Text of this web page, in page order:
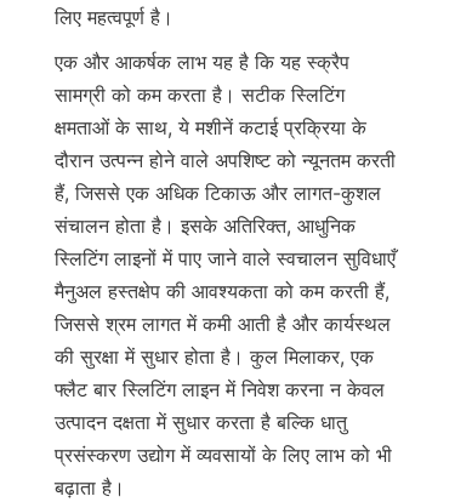
लिए महत्वपूर्ण है।
एक और आकर्षक लाभ यह है कि यह स्क्रैप
सामग्री को कम करता है। सटीक स्लिटिंग
क्षमताओं के साथ, ये मशीनें कटाई प्रक्रिया के
दौरान उत्पन्न होने वाले अपशिष्ट को न्यूनतम करती
हैं, जिससे एक अधिक टिकाऊ और लागत-कुशल
संचालन होता है। इसके अतिरिक्त, आधुनिक
स्लिटिंग लाइनों में पाए जाने वाले स्वचालन सुविधाएँ
मैनुअल हस्तक्षेप की आवश्यकता को कम करती हैं,
जिससे श्रम लागत में कमी आती है और कार्यस्थल
की सुरक्षा में सुधार होता है। कुल मिलाकर, एक
फ्लैट बार स्लिटिंग लाइन में निवेश करना न केवल
उत्पादन दक्षता में सुधार करता है बल्कि धातु
प्रसंस्करण उद्योग में व्यवसायों के लिए लाभ को भी
बढ़ाता है।